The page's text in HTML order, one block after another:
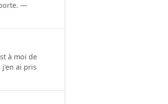
—
à moi de
j'en ai pris